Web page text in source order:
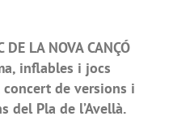
LA NOVA CANÇÓ
inflables i jocs
concert de versions i
del Pla de l’Avellà.